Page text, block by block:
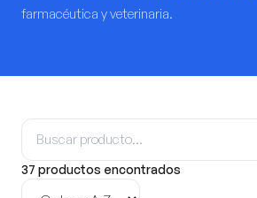
farmacéutica y veterinaria.
Buscar
producto
37 productos encontrados
Ordenar